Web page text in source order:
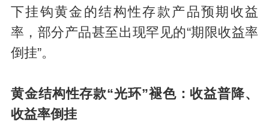
下挂钩黄金的结构性存款产品预期收益
率，部分产品甚至出现罕见的“期限收益率
倒挂”。
黄金结构性存款“光环”褪色：收益普降、
收益率倒挂